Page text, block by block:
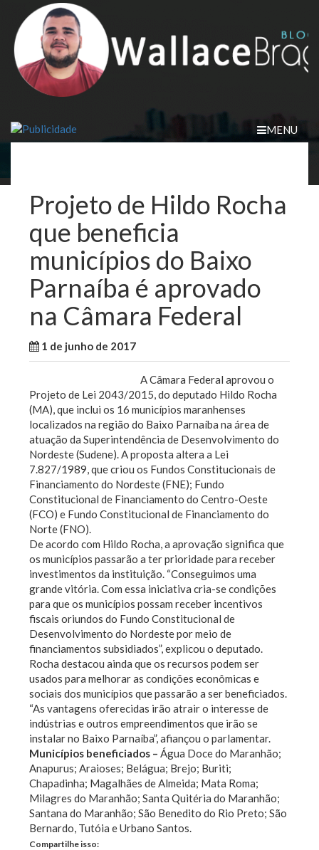
content
MENU
Projeto de Hildo Rocha
que beneficia
municípios do Baixo
Parnaíba é aprovado
na Câmara Federal
1 de junho de 2017
A Câmara Federal aprovou o
Projeto de Lei 2043/2015, do deputado Hildo Rocha
(MA), que inclui os 16 municípios maranhenses
localizados na região do Baixo Parnaíba na área de
atuação da Superintendência de Desenvolvimento do
Nordeste (Sudene). A proposta altera a Lei
7.827/1989, que criou os Fundos Constitucionais de
Financiamento do Nordeste (FNE); Fundo
Constitucional de Financiamento do Centro-Oeste
(FCO) e Fundo Constitucional de Financiamento do
Norte (FNO).
De acordo com Hildo Rocha, a aprovação significa que
os municípios passarão a ter prioridade para receber
investimentos da instituição. “Conseguimos uma
grande vitória. Com essa iniciativa cria-se condições
para que os municípios possam receber incentivos
fiscais oriundos do Fundo Constitucional de
Desenvolvimento do Nordeste por meio de
financiamentos subsidiados”, explicou o deputado.
Rocha destacou ainda que os recursos podem ser
usados para melhorar as condições econômicas e
sociais dos municípios que passarão a ser beneficiados.
“As vantagens oferecidas irão atrair o interesse de
indústrias e outros empreendimentos que irão se
instalar no Baixo Parnaíba”, afiançou o parlamentar.
Municípios beneficiados – Água Doce do Maranhão;
Anapurus; Araioses; Belágua; Brejo; Buriti;
Chapadinha; Magalhães de Almeida; Mata Roma;
Milagres do Maranhão; Santa Quitéria do Maranhão;
Santana do Maranhão; São Benedito do Rio Preto; São
Bernardo, Tutóia e Urbano Santos.
Compartilhe isso: